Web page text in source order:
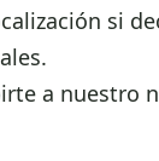
si
a nuestro